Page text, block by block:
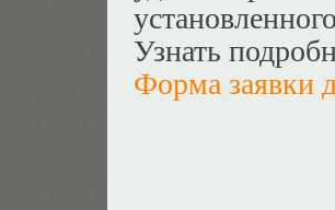
Узнать
Форма заявки